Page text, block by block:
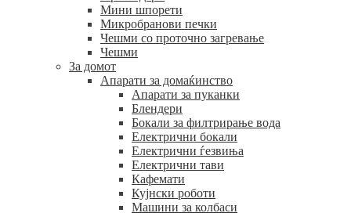
Мини шпорети
Микробранови печки
Чешми со проточно загревање
Чешми
За домот
Апарати за домаќинство
Апарати за пуканки
Блендери
Бокали за филтрирање вода
Електрични бокали
Електрични ѓезвиња
Електрични тави
Кафемати
Кујнски роботи
Машини за колбаси